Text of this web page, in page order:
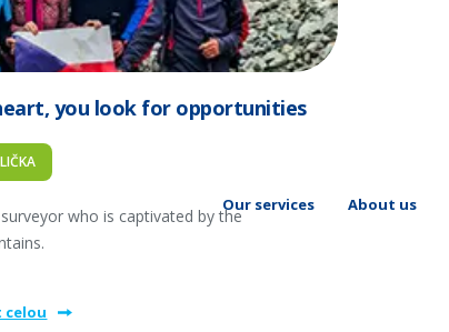
Our services About us
you look for opportunities
who is captivated by the
celou